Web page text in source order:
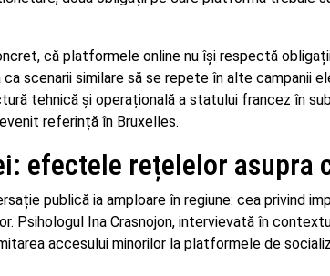
că platformele online nu își respectă
scenarii similare să se repete în alte campanii
tehnică și operațională a statului francez în
referință în Bruxelles.
efectele rețelelor asupra
publică ia amploare în regiune: cea privind
Psihologul Ina Crasnojon, intervievată în
accesului minorilor la platformele de